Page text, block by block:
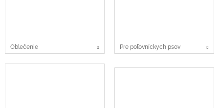
Oblečenie Pre poľovníckych psov